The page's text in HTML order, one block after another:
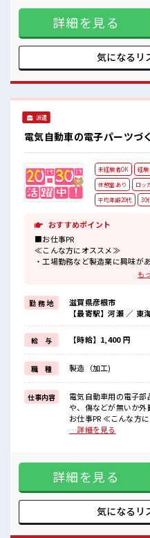
私物の置きすぎには注意が必要
残業が多めだからしっかり稼ぎ
も活躍できる≫ 新し
ど、 しっかり働く環境
ステップUP目指して
が探せる≫ 困った事
します！ ■職場の雰囲気 休憩室でホッと一息リフレッシュ！
職場にはロッカー完
詳細を見る
気になるリ
派遣
電気自動車の電子パーツづ
未経験者OK 経
休憩室あり
ロッ
平均年齢20代
30
おすすめポイント
■お仕事PR
≪こんな方にオススメ≫
・工場勤務など製造業に興味があ
制服があるので、
毎日の服装の悩み解消♪
≪自分に合った期間で働ける≫
生活スタイルに合わせた働き方
派遣のお仕事です！
≪美味しい食堂あり≫
月曜から金曜の日中営業中の食
≪無料の駐車場完備≫
これで夜の通勤も安心してラク
■職場の雰囲気
20～30代活躍中！
交替勤務で高収入をゲット！
仕事！
も
勤 務 地
滋賀県彦根市
【最寄駅】河瀬 ／ 東
給 与 【時給】1,400 円
職 種 製造（加工)
仕事内容
電気自動車用の電子
や、傷などが無いか外
お仕事PR ≪こんな方
味がある方。 ・高収
遣のお仕事です！ ≪
営業中の食堂は400円
場完備≫ これで夜の通勤
の雰囲気 20～30代活
業はほぼなしでプラ
機械操作や目視チェ
…詳細を見る
詳細を見る
気になるリ